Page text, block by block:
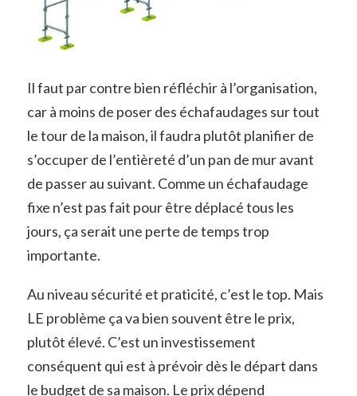
Il faut par contre bien réfléchir à l’organisation,
car à moins de poser des échafaudages sur tout
le tour de la maison, il faudra plutôt planifier de
s’occuper de l’entièreté d’un pan de mur avant
de passer au suivant. Comme un échafaudage
fixe n’est pas fait pour être déplacé tous les
jours, ça serait une perte de temps trop
importante.
Au niveau sécurité et praticité, c’est le top. Mais
LE problème ça va bien souvent être le prix,
plutôt élevé. C’est un investissement
conséquent qui est à prévoir dès le départ dans
le budget de sa maison. Le prix dépend